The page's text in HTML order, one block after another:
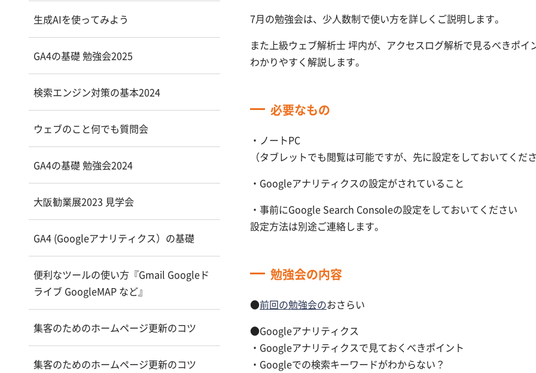
7月の勉強会は、少人数制で使い方を詳しくご説明します。
また上級ウェブ解析士 坪内が、アクセスログ解析で見るべきポイ
わかりやすく解説します。
必要なもの
・ノートPC
（タブレットでも閲覧は可能ですが、先に設定をしておいてくだ
・Googleアナリティクスの設定がされていること
・事前にGoogle Search Consoleの設定をしておいてください
設定方法は別途ご連絡します。
勉強会の内容
●前回の勉強会のおさらい
●Googleアナリティクス
・Googleアナリティクスで見ておくべきポイント
・Googleでの検索キーワードがわからない？
生成AIを使ってみよう
GA4の基礎 勉強会2025
検索エンジン対策の基本2024
ウェブのこと何でも質問会
GA4の基礎 勉強会2024
大阪勧業展2023 見学会
GA4 (Googleアナリティクス）の基礎
便利なツールの使い方『Gmail Googleド
ライブ GoogleMAP など』
集客のためのホームページ更新のコツ
集客のためのホームページ更新のコツ